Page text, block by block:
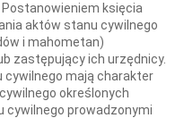
księcia
aktów stanu cywilnego
i mahometan)
zastępujący ich urzędnicy.
cywilnego mają charakter
określonych
cywilnego prowadzonymi